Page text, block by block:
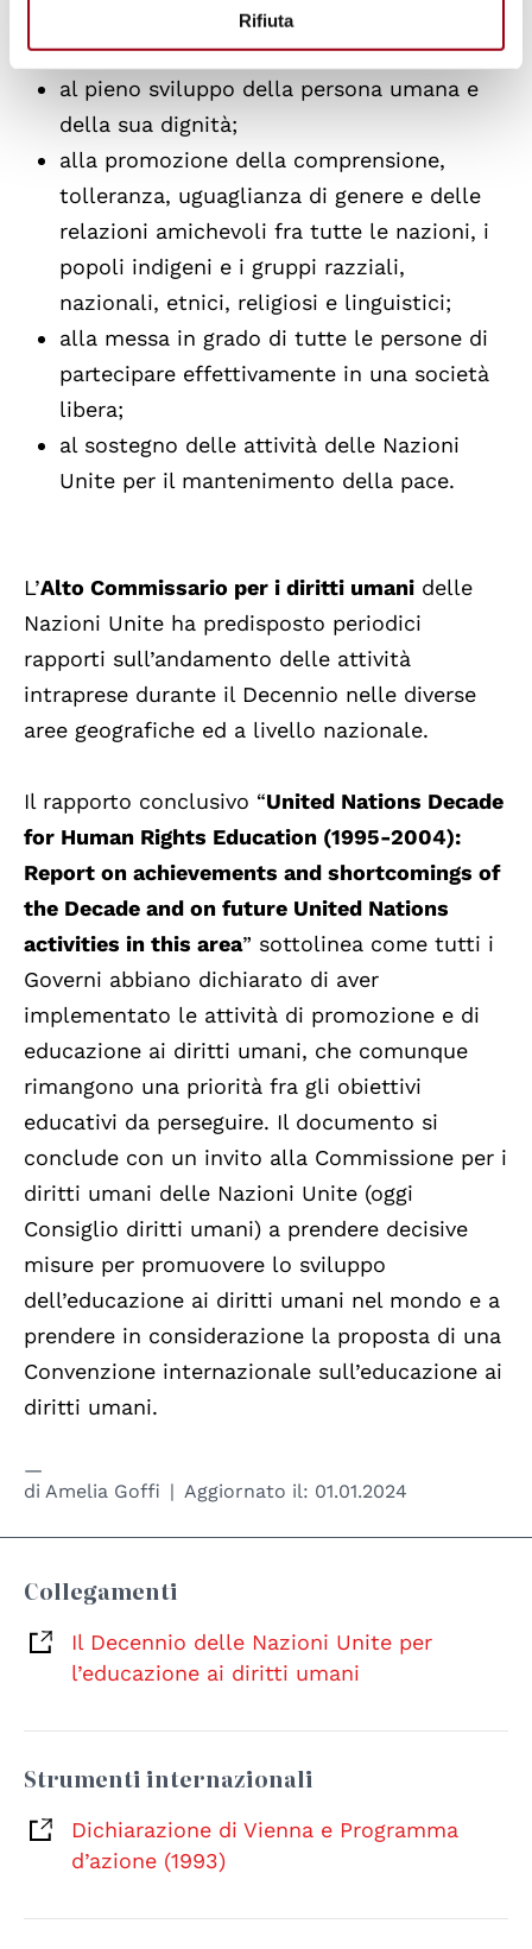
Rifiuta
al rafforzamento del rispetto per i diritti
umani e le libertà fondamentali;
al pieno sviluppo della persona umana e
della sua dignità;
alla promozione della comprensione,
tolleranza, uguaglianza di genere e delle
relazioni amichevoli fra tutte le nazioni, i
popoli indigeni e i gruppi razziali,
nazionali, etnici, religiosi e linguistici;
alla messa in grado di tutte le persone di
partecipare effettivamente in una società
libera;
al sostegno delle attività delle Nazioni
Unite per il mantenimento della pace.
L’Alto Commissario per i diritti umani delle
Nazioni Unite ha predisposto periodici
rapporti sull’andamento delle attività
intraprese durante il Decennio nelle diverse
aree geografiche ed a livello nazionale.
Il rapporto conclusivo “United Nations Decade
for Human Rights Education (1995-2004):
Report on achievements and shortcomings of
the Decade and on future United Nations
activities in this area” sottolinea come tutti i
Governi abbiano dichiarato di aver
implementato le attività di promozione e di
educazione ai diritti umani, che comunque
rimangono una priorità fra gli obiettivi
educativi da perseguire. Il documento si
conclude con un invito alla Commissione per i
diritti umani delle Nazioni Unite (oggi
Consiglio diritti umani) a prendere decisive
misure per promuovere lo sviluppo
dell’educazione ai diritti umani nel mondo e a
prendere in considerazione la proposta di una
Convenzione internazionale sull’educazione ai
diritti umani.
di Amelia Goffi Aggiornato il: 01.01.2024
Collegamenti
Il Decennio delle Nazioni Unite per
l’educazione ai diritti umani
Strumenti internazionali
Dichiarazione di Vienna e Programma
d’azione (1993)